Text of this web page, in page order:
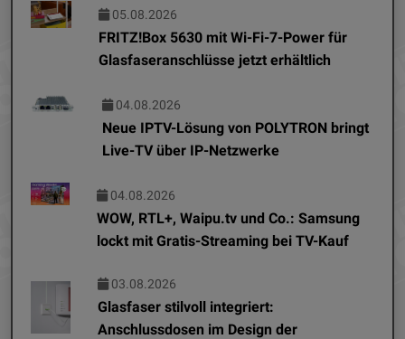
05.08.2026
FRITZ!Box 5630 mit Wi-Fi-7-Power für
Glasfaseranschlüsse jetzt erhältlich
04.08.2026
Neue IPTV-Lösung von POLYTRON bringt
Live-TV über IP-Netzwerke
04.08.2026
WOW, RTL+, Waipu.tv und Co.: Samsung
lockt mit Gratis-Streaming bei TV-Kauf
03.08.2026
Glasfaser stilvoll integriert:
Anschlussdosen im Design der